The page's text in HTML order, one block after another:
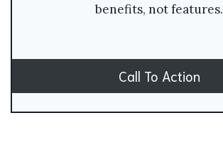
benefits, not features.
Call To Action